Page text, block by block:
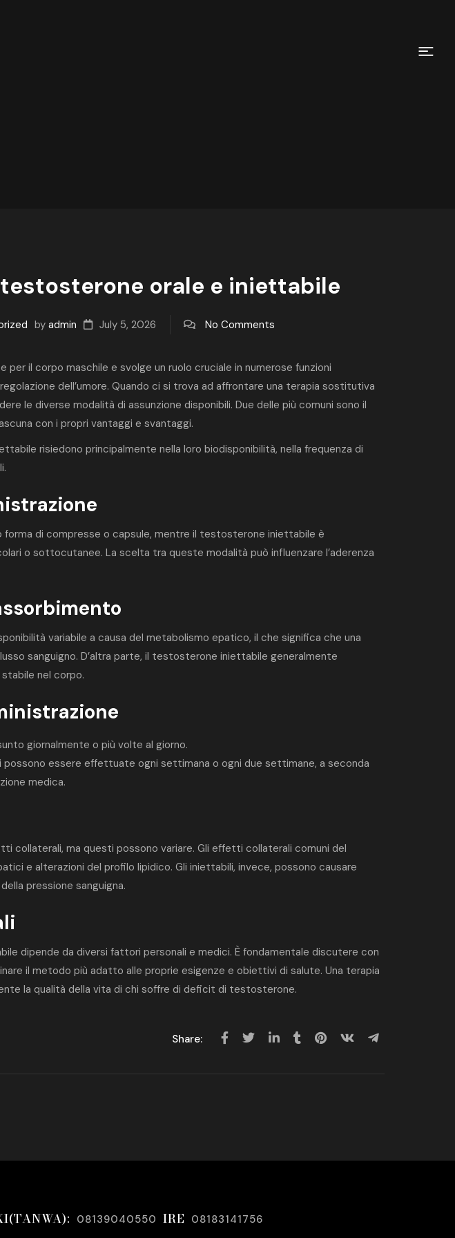
orale e iniettabile
by admin July 5, 2026 No Comments
il corpo maschile e svolge un ruolo cruciale in numerose funzioni
dell’umore. Quando ci si trova ad affrontare una terapia sostitutiva
le diverse modalità di assunzione disponibili. Due delle più comuni sono il
con i propri vantaggi e svantaggi.
risiedono principalmente nella loro biodisponibilità, nella frequenza di
di compresse o capsule, mentre il testosterone iniettabile è
o sottocutanee. La scelta tra queste modalità può influenzare l’aderenza
variabile a causa del metabolismo epatico, il che significa che una
sanguigno. D’altra parte, il testosterone iniettabile generalmente
nel corpo.
giornalmente o più volte al giorno.
essere effettuate ogni settimana o ogni due settimane, a seconda
medica.
collaterali, ma questi possono variare. Gli effetti collaterali comuni del
e alterazioni del profilo lipidico. Gli iniettabili, invece, possono causare
pressione sanguigna.
dipende da diversi fattori personali e medici. È fondamentale discutere con
il metodo più adatto alle proprie esigenze e obiettivi di salute. Una terapia
la qualità della vita di chi soffre di deficit di testosterone.
Share:
08139040550 IRE 08183141756